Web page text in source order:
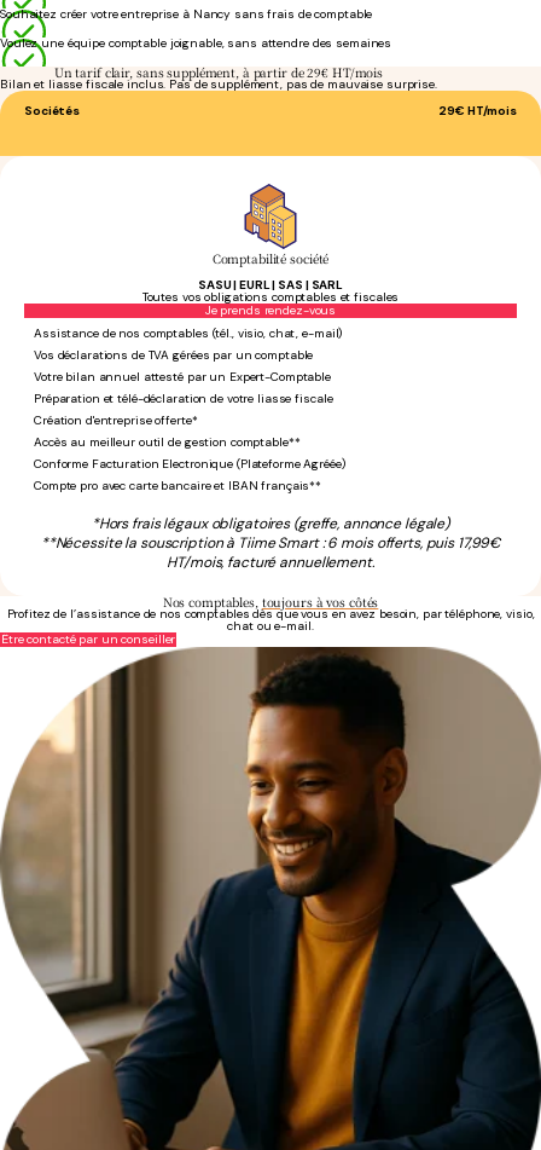
Souhaitez créer votre entreprise à Nancy sans frais de comptable
Voulez une équipe comptable joignable, sans attendre des semaines
Un tarif clair, sans supplément, à partir de 29€ HT/mois
Bilan et liasse fiscale inclus. Pas de supplément, pas de mauvaise surprise.
Sociétés
29€ HT/mois
Comptabilité société
SASU | EURL | SAS | SARL
Toutes vos obligations comptables et fiscales
Je prends rendez-vous
Sans engagement
Assistance de nos comptables (tél., visio, chat, e-mail)
Vos déclarations de TVA gérées par un comptable
Votre bilan annuel attesté par un Expert-Comptable
Préparation et télé-déclaration de votre liasse fiscale
Création d'entreprise offerte*
Accès au meilleur outil de gestion comptable**
Conforme Facturation Electronique (Plateforme Agréée)
Compte pro avec carte bancaire et IBAN français**
*Hors frais légaux obligatoires (greffe, annonce légale)
**Nécessite la souscription à Tiime Smart : 6 mois offerts, puis 17,99€
HT/mois, facturé annuellement.
Nos comptables, toujours à vos côtés
Profitez de l’assistance de nos comptables dès que vous en avez besoin, par téléphone, visio,
chat ou e-mail.
Être contacté par un conseiller